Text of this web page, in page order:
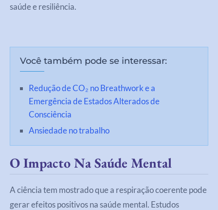
saúde e resiliência.
Você também pode se interessar:
Redução de CO₂ no Breathwork e a
Emergência de Estados Alterados de
Consciência
Ansiedade no trabalho
O Impacto Na Saúde Mental
A ciência tem mostrado que a respiração coerente pode
gerar efeitos positivos na saúde mental. Estudos